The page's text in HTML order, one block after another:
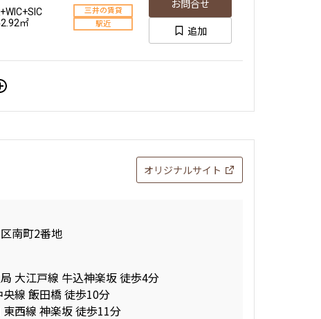
㎡
三井の賃貸
駅近
お問合せ
追加
オリジナルサイト
南町2番地
大江戸線 牛込神楽坂 徒歩4分
央線 飯田橋 徒歩10分
西線 神楽坂 徒歩11分